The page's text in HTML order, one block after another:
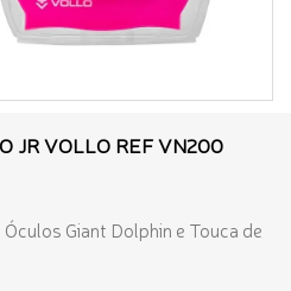
JR VOLLO REF VN200
Giant Dolphin e Touca de